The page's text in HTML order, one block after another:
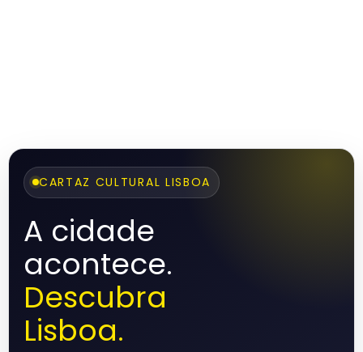
CARTAZ CULTURAL LISBOA
A cidade
acontece.
Descubra
Lisboa.